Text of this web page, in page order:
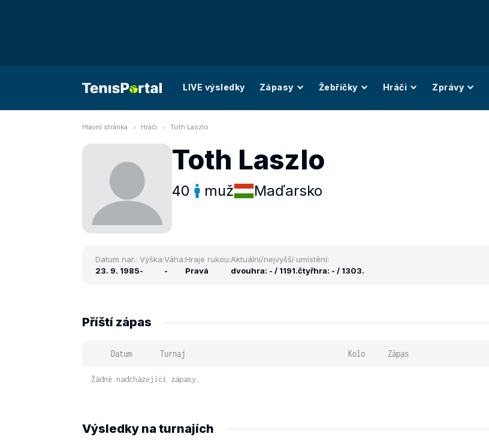
LIVE výsledky Zápasy Žebříčky Hráči Zprávy
Hlavní stránka Hráči Toth Laszlo
Toth Laszlo
40 muž Maďarsko
Datum nar.:
23. 9. 1985
Výška:
-
Váha:
-
Hraje rukou:
Pravá
Aktuální/nejvyšší umístění:
dvouhra: - / 1191.čtyřhra: - / 1303.
Příští zápas
Datum Turnaj Kolo Zápas
Žádné nadcházející zápasy.
Výsledky na turnajích